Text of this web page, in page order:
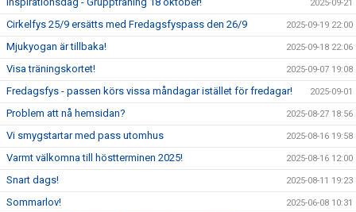
2025-09-21
Cirkelfys 25/9 ersätts med Fredagsfyspass den 26/9 2025-09-19 22:00
Mjukyogan är tillbaka! 2025-09-18 22:06
Visa träningskortet! 2025-09-07 19:08
Fredagsfys - passen körs vissa måndagar istället för fredagar! 2025-09-01
Problem att nå hemsidan? 2025-08-27 18:56
Vi smygstartar med pass utomhus 2025-08-16 19:58
Varmt välkomna till höstterminen 2025! 2025-08-16 12:00
Snart dags! 2025-08-11 19:23
Sommarlov! 2025-06-08 10:31